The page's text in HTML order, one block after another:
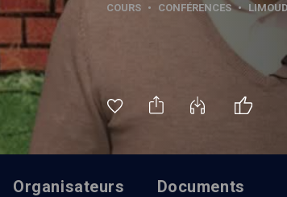
COURS • CONFÉRENCES • LIMOUD
Organisateurs Documents